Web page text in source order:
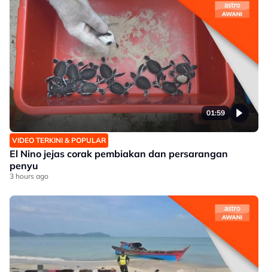
01:59
VIDEO TERKINI & POPULAR
El Nino jejas corak pembiakan dan persarangan
penyu
3 hours ago